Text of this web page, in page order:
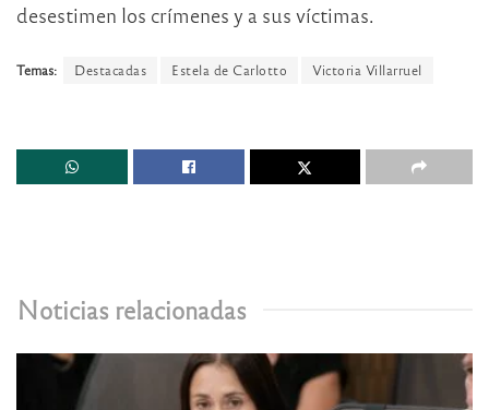
desestimen los crímenes y a sus víctimas.
Temas: Destacadas Estela de Carlotto Victoria Villarruel
Noticias relacionadas